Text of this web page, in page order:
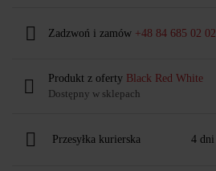
Zadzwoń i zamów +48 84 685 02 02
Produkt z oferty Black Red White
Dostępny w sklepach
Przesyłka kurierska 4 dni